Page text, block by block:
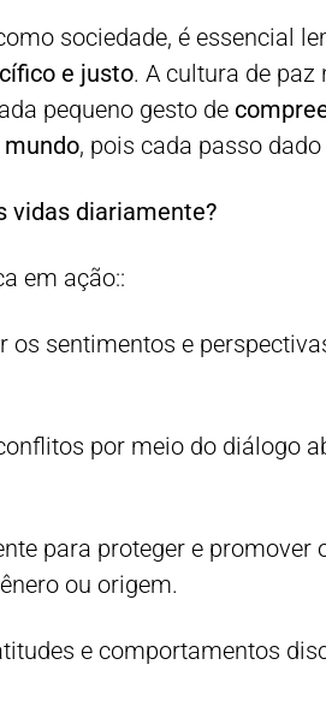
sociedade, é essencial
e justo. A cultura de
pequeno gesto de
mundo, pois cada passo
vidas diariamente?
em ação::
os sentimentos e
por meio do diálogo
para proteger e
ou origem.
e comportamentos